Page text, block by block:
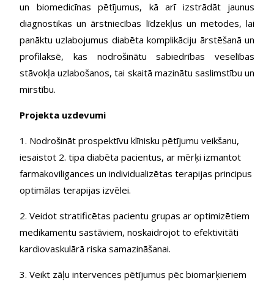
un biomedicīnas pētījumus, kā arī izstrādāt jaunus
diagnostikas un ārstniecības līdzekļus un metodes, lai
panāktu uzlabojumus diabēta komplikāciju ārstēšanā un
profilaksē, kas nodrošinātu sabiedrības veselības
stāvokļa uzlabošanos, tai skaitā mazinātu saslimstību un
mirstību.
Projekta uzdevumi
1. Nodrošināt prospektīvu klīnisku pētījumu veikšanu,
iesaistot 2. tipa diabēta pacientus, ar mērķi izmantot
farmakoviligances un individualizētas terapijas principus
optimālas terapijas izvēlei.
2. Veidot stratificētas pacientu grupas ar optimizētiem
medikamentu sastāviem, noskaidrojot to efektivitāti
kardiovaskulārā riska samazināšanai.
3. Veikt zāļu intervences pētījumus pēc biomarķieriem